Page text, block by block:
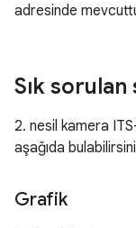
adresinde
Sık sorulan
2. nesil kamera
aşağıda
Grafik